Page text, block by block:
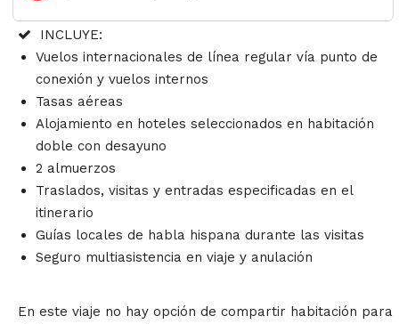
INCLUYE:
Vuelos internacionales de línea regular vía punto de
conexión y vuelos internos
Tasas aéreas
Alojamiento en hoteles seleccionados en habitación
doble con desayuno
2 almuerzos
Traslados, visitas y entradas especificadas en el
itinerario
Guías locales de habla hispana durante las visitas
Seguro multiasistencia en viaje y anulación
En este viaje no hay opción de compartir habitación para